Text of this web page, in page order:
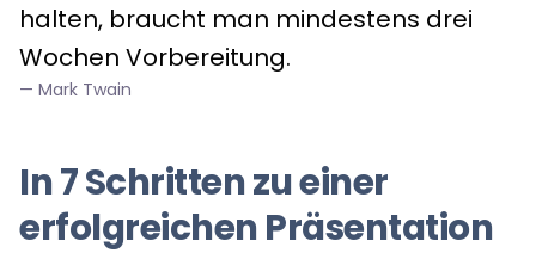
halten, braucht man mindestens drei
Wochen Vorbereitung.
Mark Twain
In 7 Schritten zu einer
erfolgreichen Präsentation